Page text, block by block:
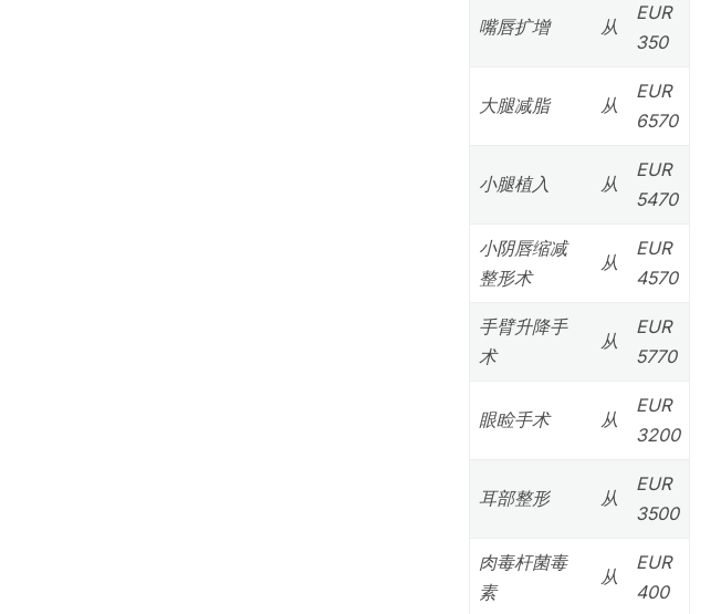
嘴唇扩增 从
EUR
350
大腿减脂 从
EUR
6570
小腿植入 从
EUR
5470
小阴唇缩减
整形术
从
EUR
4570
手臂升降手
术
从
EUR
5770
眼睑手术 从
EUR
3200
耳部整形 从
EUR
3500
肉毒杆菌毒
素
从
EUR
400